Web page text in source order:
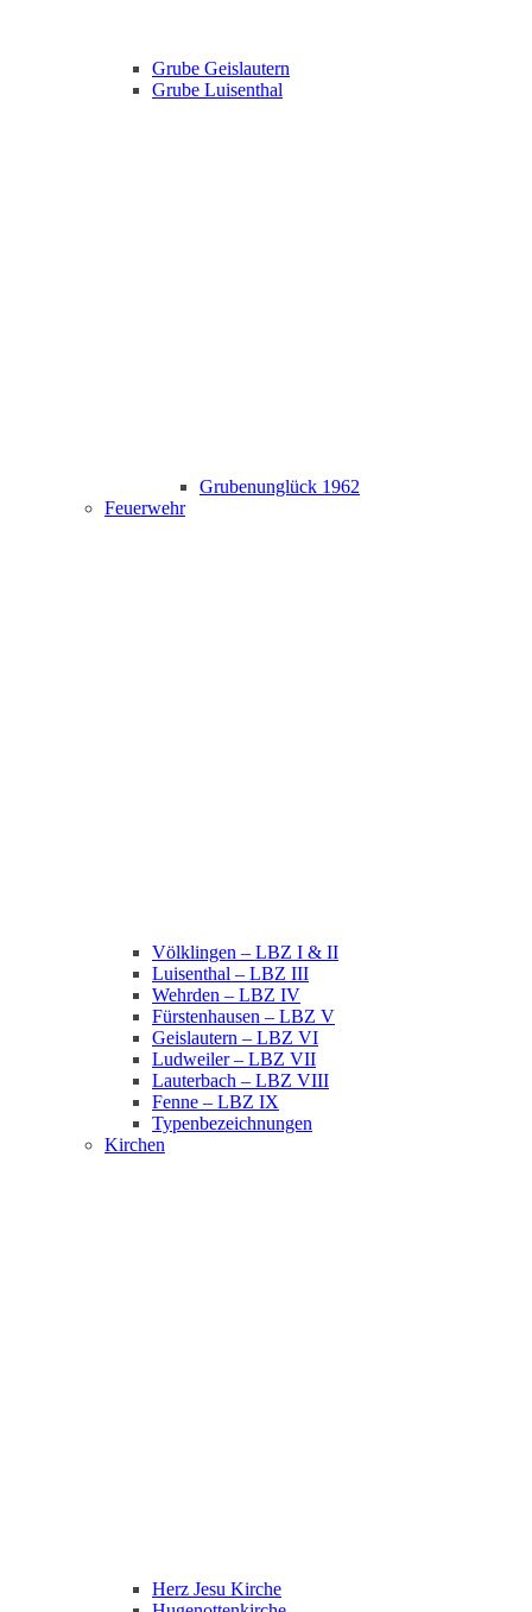
Grube Geislautern
Grube Luisenthal
Grubenunglück 1962
Feuerwehr
Völklingen – LBZ I & II
Luisenthal – LBZ III
Wehrden – LBZ IV
Fürstenhausen – LBZ V
Geislautern – LBZ VI
Ludweiler – LBZ VII
Lauterbach – LBZ VIII
Fenne – LBZ IX
Typenbezeichnungen
Kirchen
Herz Jesu Kirche